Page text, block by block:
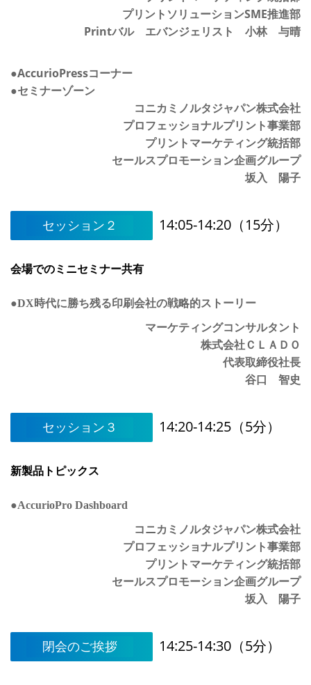
プリントソリューションSME推進部
Printバル エバンジェリスト 小林 与晴
●AccurioPressコーナー
●セミナーゾーン
コニカミノルタジャパン株式会社
プロフェッショナルプリント事業部
プリントマーケティング統括部
セールスプロモーション企画グループ
坂入 陽子
セッション２ 14:05-14:20（15分）
会場でのミニセミナー共有
●DX時代に勝ち残る印刷会社の戦略的ストーリー
マーケティングコンサルタント
株式会社ＣＬＡＤＯ
代表取締役社長
谷口 智史
セッション３ 14:20-14:25（5分）
新製品トピックス
●AccurioPro Dashboard
コニカミノルタジャパン株式会社
プロフェッショナルプリント事業部
プリントマーケティング統括部
セールスプロモーション企画グループ
坂入 陽子
閉会のご挨拶 14:25-14:30（5分）